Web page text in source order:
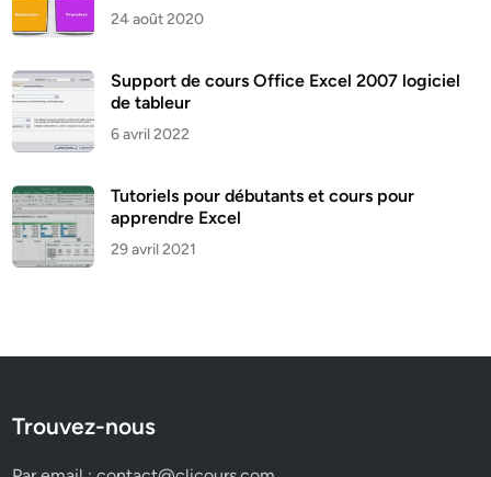
24 août 2020
Support de cours Office Excel 2007 logiciel
de tableur
6 avril 2022
Tutoriels pour débutants et cours pour
apprendre Excel
29 avril 2021
Trouvez-nous